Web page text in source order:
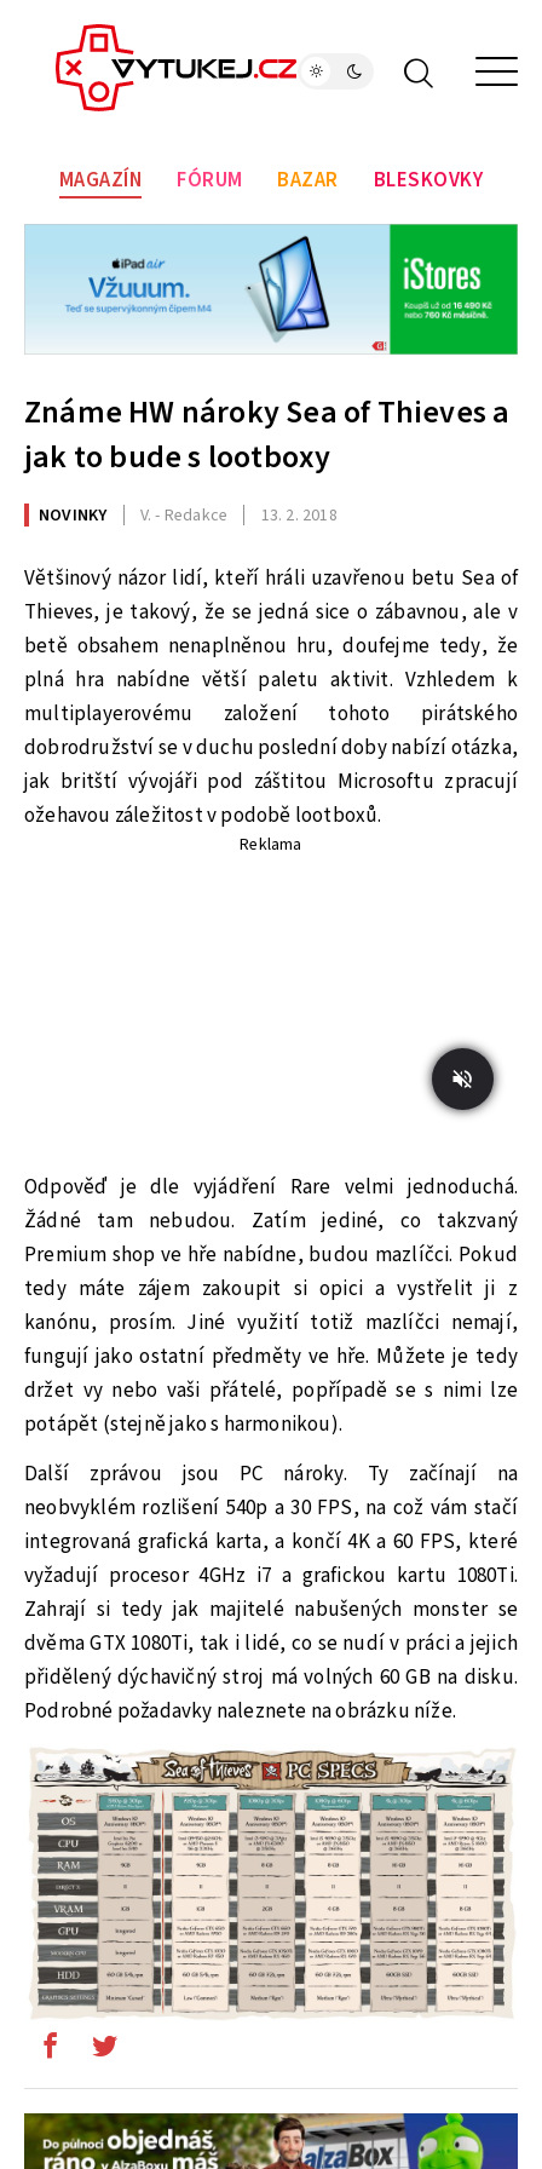
MAGAZÍN FÓRUM BAZAR BLESKOVKY
Známe HW nároky Sea of Thieves a
jak to bude s lootboxy
NOVINKY V. - Redakce 13. 2. 2018
Většinový názor lidí, kteří hráli uzavřenou betu Sea of
Thieves, je takový, že se jedná sice o zábavnou, ale v
betě obsahem nenaplněnou hru, doufejme tedy, že
plná hra nabídne větší paletu aktivit. Vzhledem k
multiplayerovému založení tohoto pirátského
dobrodružství se v duchu poslední doby nabízí otázka,
jak britští vývojáři pod záštitou Microsoftu zpracují
ožehavou záležitost v podobě lootboxů.
Reklama
Odpověď je dle vyjádření Rare velmi jednoduchá.
Žádné tam nebudou. Zatím jediné, co takzvaný
Premium shop ve hře nabídne, budou mazlíčci. Pokud
tedy máte zájem zakoupit si opici a vystřelit ji z
kanónu, prosím. Jiné využití totiž mazlíčci nemají,
fungují jako ostatní předměty ve hře. Můžete je tedy
držet vy nebo vaši přátelé, popřípadě se s nimi lze
potápět (stejně jako s harmonikou).
Další zprávou jsou PC nároky. Ty začínají na
neobvyklém rozlišení 540p a 30 FPS, na což vám stačí
integrovaná grafická karta, a končí 4K a 60 FPS, které
vyžadují procesor 4GHz i7 a grafickou kartu 1080Ti.
Zahrají si tedy jak majitelé nabušených monster se
dvěma GTX 1080Ti, tak i lidé, co se nudí v práci a jejich
přidělený dýchavičný stroj má volných 60 GB na disku.
Podrobné požadavky naleznete na obrázku níže.